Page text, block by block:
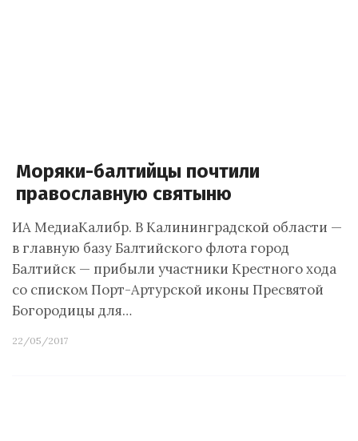
Моряки-балтийцы почтили
православную святыню
ИА МедиаКалибр. В Калининградской области —
в главную базу Балтийского флота город
Балтийск — прибыли участники Крестного хода
со списком Порт-Артурской иконы Пресвятой
Богородицы для…
22/05/2017